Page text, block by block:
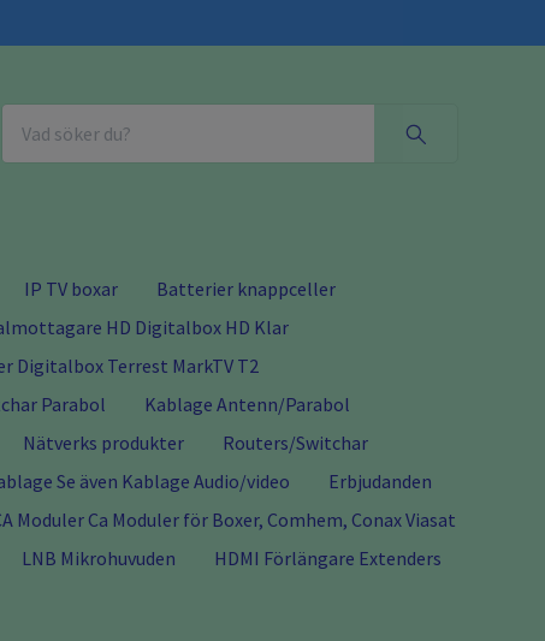
IP TV boxar
Batterier knappceller
HD Digitalbox HD Klar
Digitalbox Terrest MarkTV T2
Parabol
Kablage Antenn/Parabol
Nätverks produkter
Routers/Switchar
Se även Kablage Audio/video
Erbjudanden
Moduler Ca Moduler för Boxer, Comhem, Conax Viasat
LNB Mikrohuvuden
HDMI Förlängare Extenders